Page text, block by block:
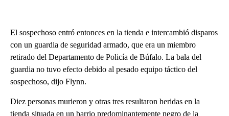
El sospechoso entró entonces en la tienda e intercambió disparos
con un guardia de seguridad armado, que era un miembro
retirado del Departamento de Policía de Búfalo. La bala del
guardia no tuvo efecto debido al pesado equipo táctico del
sospechoso, dijo Flynn.
Diez personas murieron y otras tres resultaron heridas en la
tienda situada en un barrio predominantemente negro de la